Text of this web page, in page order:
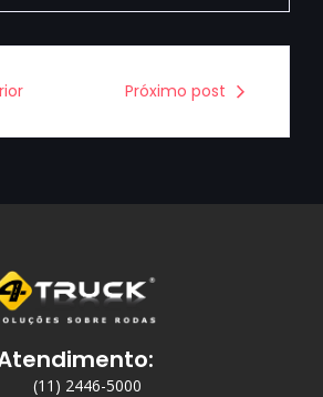
Próximo post
(11) 2446-5000